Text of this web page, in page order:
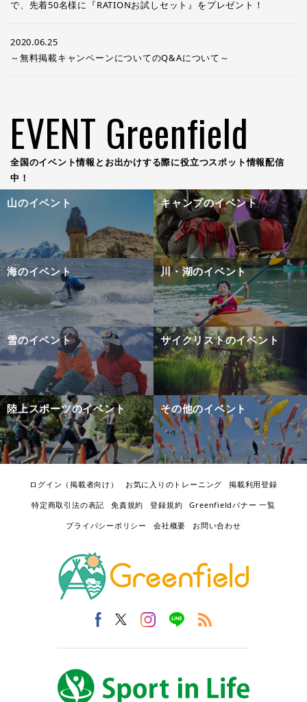
で、先着50名様に『RATIONお試しセット』をプレゼント！
2020.06.25
～無料掲載キャンペーンについてのQ&Aについて～
EVENT Greenfield
全国のイベント情報とお出かけする際に役立つスポット情報配信
中！
山のイベント キャンプのイベント
海のイベント 川・湖のイベント
雪のイベント サイクリストのイベント
陸上スポーツのイベント その他のイベント
ログイン（掲載者向け） お気に入りのトレーニング
掲載利用登録
特定商取引法の表記
免責規約 登録規約
Greenfieldバナー 一覧
プライバシーポリシー
会社概要 お問い合わせ